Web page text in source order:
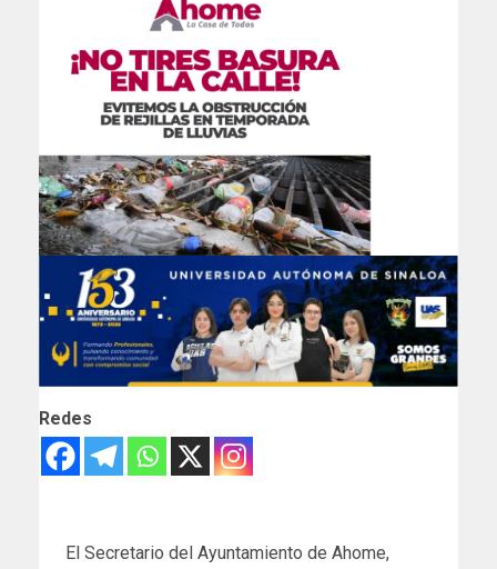
Redes
El Secretario del Ayuntamiento de Ahome,